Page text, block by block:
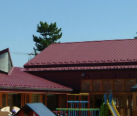
お問い合わせ
保護者の皆さま
採用情報
このサイトについて
個人情報の取り扱いについて
FOLLOW & SHARE